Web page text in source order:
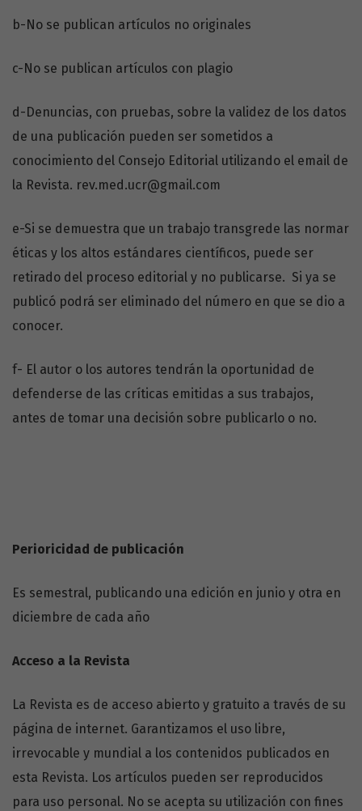
b-No se publican artículos no originales
c-No se publican artículos con plagio
d-Denuncias, con pruebas, sobre la validez de los datos
de una publicación pueden ser sometidos a
conocimiento del Consejo Editorial utilizando el email de
la Revista. rev.med.ucr@gmail.com
e-Si se demuestra que un trabajo transgrede las normar
éticas y los altos estándares científicos, puede ser
retirado del proceso editorial y no publicarse. Si ya se
publicó podrá ser eliminado del número en que se dio a
conocer.
f- El autor o los autores tendrán la oportunidad de
defenderse de las críticas emitidas a sus trabajos,
antes de tomar una decisión sobre publicarlo o no.
Perioricidad de publicación
Es semestral, publicando una edición en junio y otra en
diciembre de cada año
Acceso a la Revista
La Revista es de acceso abierto y gratuito a través de su
página de internet. Garantizamos el uso libre,
irrevocable y mundial a los contenidos publicados en
esta Revista. Los artículos pueden ser reproducidos
para uso personal. No se acepta su utilización con fines